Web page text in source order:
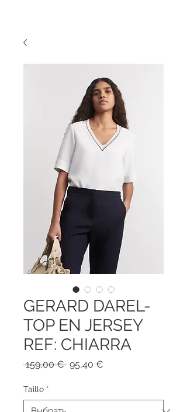
GERARD DAREL-
TOP EN JERSEY
REF: CHIARRA
159,00 € Обычная
95,40 €
Taille *